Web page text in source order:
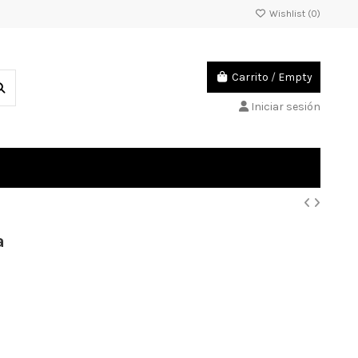
Wishlist (0)
Carrito / Empty
Iniciar sesión